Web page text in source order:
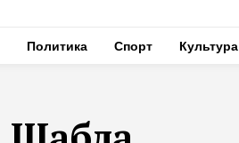
Политика Спорт Культура